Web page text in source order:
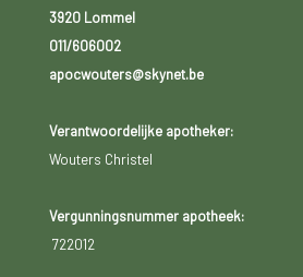
3920 Lommel
011/606002
apocwouters@skynet.be
Verantwoordelijke apotheker:
Wouters Christel
Vergunningsnummer apotheek:
722012